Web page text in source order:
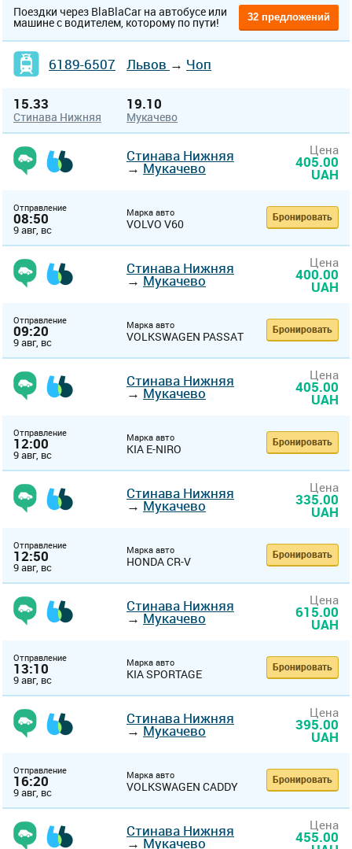
Поездки через BlaBlaCar на автобусе или
машине с водителем, которому по пути! 32 предложений
6189-6507 Львов → Чоп
15.33
Стинава Нижняя
19.10
Мукачево
Стинава Нижняя
→Мукачево
Цена
405.00
UAH
Отправление
08:50
9 авг, вс
Марка авто
VOLVO V60 Бронировать
Стинава Нижняя
→Мукачево
Цена
400.00
UAH
Отправление
09:20
9 авг, вс
Марка авто
VOLKSWAGEN PASSAT Бронировать
Стинава Нижняя
→Мукачево
Цена
405.00
UAH
Отправление
12:00
9 авг, вс
Марка авто
KIA E-NIRO Бронировать
Стинава Нижняя
→Мукачево
Цена
335.00
UAH
Отправление
12:50
9 авг, вс
Марка авто
HONDA CR-V Бронировать
Стинава Нижняя
→Мукачево
Цена
615.00
UAH
Отправление
13:10
9 авг, вс
Марка авто
KIA SPORTAGE Бронировать
Стинава Нижняя
→Мукачево
Цена
395.00
UAH
Отправление
16:20
9 авг, вс
Марка авто
VOLKSWAGEN CADDY Бронировать
Стинава Нижняя
→Мукачево
Цена
455.00